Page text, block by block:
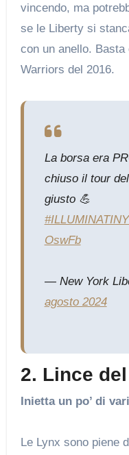
vincendo, ma
se le Liberty si
con un anello.
Warriors del 2016.
La borsa era
chiuso il tour
giusto 💪
OswFb
— New York
agosto 2024
2. Lince
Inietta un po’ di
Le Lynx sono piene